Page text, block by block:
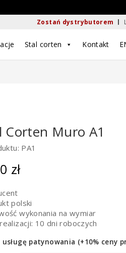
Zostań dystrybutorem
Stal corten Kontakt
Corten Muro A1
PA1
zł
polski
wykonania na wymiar
10 dni roboczych
usługę patynowania (+10% ceny